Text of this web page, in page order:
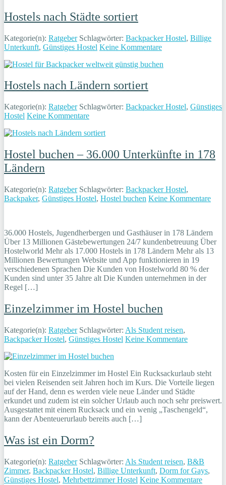
Hostels nach Städte sortiert
Kategorie(n): RatgeberSchlagwörter: Backpacker Hostel, Billige
Unterkunft, Günstiges Hostel Keine Kommentare
Hostels nach Ländern sortiert
Kategorie(n): RatgeberSchlagwörter: Backpacker Hostel, Günstiges
Hostel Keine Kommentare
Hostel buchen – 36.000 Unterkünfte in 178
Ländern
Kategorie(n): RatgeberSchlagwörter: Backpacker Hostel,
Backpaker, Günstiges Hostel, Hostel buchen Keine Kommentare
36.000 Hostels, Jugendherbergen und Gasthäuser in 178 Ländern
Über 13 Millionen Gästebewertungen 24/7 kundenbetreuung Über
Hostelworld Mehr als 17.000 Hostels in 178 Ländern Mehr als 13
Millionen Bewertungen Website und App funktionieren in 19
verschiedenen Sprachen Die Kunden von Hostelworld 80 % der
Kunden sind unter 35 Jahre alt Die Kunden unternehmen in der
Regel […]
Einzelzimmer im Hostel buchen
Kategorie(n): RatgeberSchlagwörter: Als Student reisen,
Backpacker Hostel, Günstiges Hostel Keine Kommentare
Kosten für ein Einzelzimmer im Hostel Ein Rucksackurlaub steht
bei vielen Reisenden seit Jahren hoch im Kurs. Die Vorteile liegen
auf der Hand, denn es werden viele neue Länder und Städte
erkundet und zudem ist ein solcher Urlaub auch noch sehr preiswert.
Ausgestattet mit einem Rucksack und ein wenig „Taschengeld“,
kann der Abenteuerurlaub bereits auch […]
Was ist ein Dorm?
Kategorie(n): RatgeberSchlagwörter: Als Student reisen, B&B
Zimmer, Backpacker Hostel, Billige Unterkunft, Dorm for Gays,
Günstiges Hostel, Mehrbettzimmer Hostel Keine Kommentare